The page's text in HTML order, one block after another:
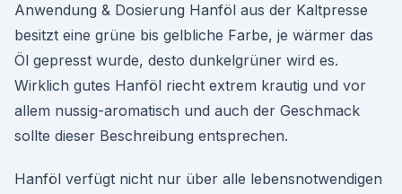
Anwendung & Dosierung Hanföl aus der Kaltpresse
besitzt eine grüne bis gelbliche Farbe, je wärmer das
Öl gepresst wurde, desto dunkelgrüner wird es.
Wirklich gutes Hanföl riecht extrem krautig und vor
allem nussig-aromatisch und auch der Geschmack
sollte dieser Beschreibung entsprechen.
Hanföl verfügt nicht nur über alle lebensnotwendigen